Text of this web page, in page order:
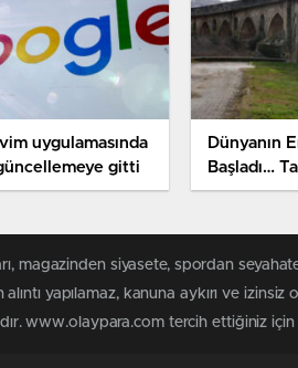
uygulamasında
gitti
Dünyanın
Başladı…
Çalışmalar
magazinden siyasete, spordan
yapılamaz, kanuna aykırı ve izinsiz
www.olaypara.com tercih ettiğiniz